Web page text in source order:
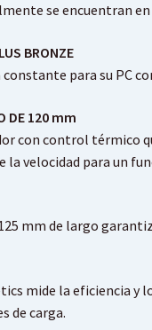
se encuentran
BRONZE
para su PC
DE 120 mm
con control térmico
velocidad para un
mm de largo
mide la eficiencia y
de carga.